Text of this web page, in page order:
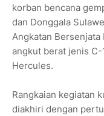
korban bencana
dan Donggala
Angkatan
angkut berat jenis
Hercules.
Rangkaian kegiatan
diakhiri dengan